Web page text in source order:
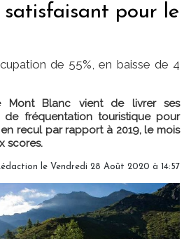
pour le
de 55%, en baisse de 4
Mont Blanc vient de livrer ses
de fréquentation touristique pour
recul par rapport à 2019, le mois
scores.
le Vendredi 28 Août 2020 à 14:57